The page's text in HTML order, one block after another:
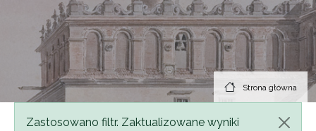
Strona główna
Komunikat
Zastosowano filtr. Zaktualizowane wyniki